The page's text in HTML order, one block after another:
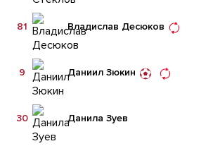
Владислав Десюков
81
Даниил Зюкин
9
Данила Зуев
30